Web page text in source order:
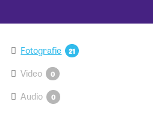
Fotografie 21
Video 0
Audio 0